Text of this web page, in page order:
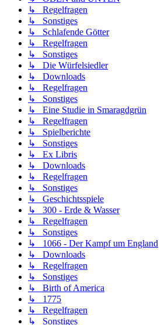
↳ Regelfragen
↳ Sonstiges
↳ Schlafende Götter
↳ Regelfragen
↳ Sonstiges
↳ Die Würfelsiedler
↳ Downloads
↳ Regelfragen
↳ Sonstiges
↳ Eine Studie in Smaragdgrün
↳ Regelfragen
↳ Spielberichte
↳ Sonstiges
↳ Ex Libris
↳ Downloads
↳ Regelfragen
↳ Sonstiges
↳ Geschichtsspiele
↳ 300 - Erde & Wasser
↳ Regelfragen
↳ Sonstiges
↳ 1066 - Der Kampf um England
↳ Downloads
↳ Regelfragen
↳ Sonstiges
↳ Birth of America
↳ 1775
↳ Regelfragen
↳ Sonstiges